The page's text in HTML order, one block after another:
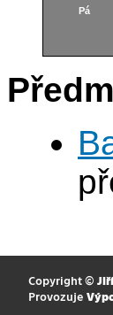
Pá
Copyright ©
Provozuje